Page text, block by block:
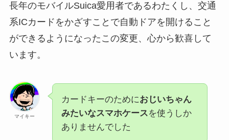
長年のモバイルSuica愛用者であるわたくし、交通
系ICカードをかざすことで自動ドアを開けること
ができるようになったこの変更、心から歓喜して
います。
マイキー
カードキーのためにおじいちゃん
みたいなスマホケースを使うしか
ありませんでした